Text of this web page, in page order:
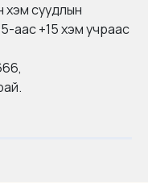
хэм суудлын
аас +15 хэм учраас